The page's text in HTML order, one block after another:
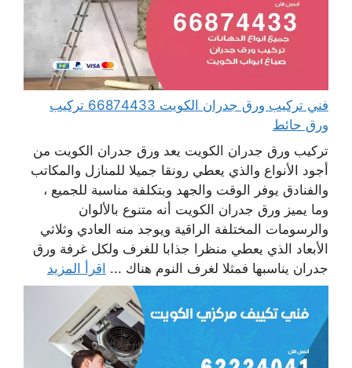
فني تركيب ورق جدران الكويت 66874433 تركيب
ورق حائط
تركيب ورق جدران الكويت يعد ورق جدران الكويت من
أجود الأنواع والذي يعطي رونقا جميلا للمنازل والمكاتب
والفنادق يوفر الوقت والجهد وبتكلفة مناسبة للجميع ،
وما يميز ورق جدران الكويت أنه متنوع بالألوان
والرسومات المختلفة الراقية ويوجد منه العادي وثلاثي
الأبعاد الذي يعطي منظرا جذابا للغرف ولكل غرفة ورق
جدران يناسبها فمثلا لغرف النوم هناك ... اقرأ المزيد